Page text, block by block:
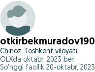
otkirbekmuradov190
Chinoz, Toshkent viloyati
OLXda oktabr, 2023 beri
So'nggi faollik 20-oktabr, 2023